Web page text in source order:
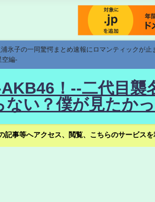
氷子の一同驚愕まとめ速報にロマンティックが
空編-
！--二代目襲
ない？僕が見たか
記事等へアクセス、閲覧、こちらのサービス